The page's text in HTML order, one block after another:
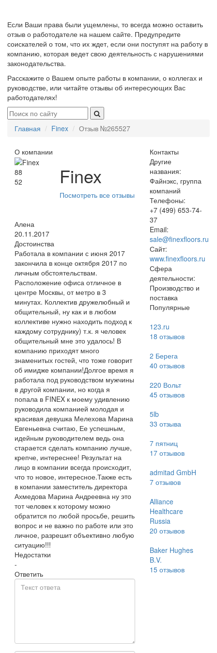
Если Ваши права были ущемлены, то всегда можно оставить
отзыв о работодателе на нашем сайте. Предупредите
соискателей о том, что их ждет, если они поступят на работу в
компанию, которая ведет свою деятельность с нарушениями
законодательства.
Расскажите о Вашем опыте работы в компании, о коллегах и
руководстве, или читайте отзывы об интересующих Вас
работодателях!
Главная Finex Отзыв №265527
О компании
88
52
Finex
Посмотреть все отзывы
Алена
20.11.2017
Достоинства
Работала в компании с июня 2017
закончила в конце октября 2017 по
личным обстоятельствам.
Расположение офиса отличное в
центре Москвы, от метро в 3
минутах. Коллектив дружелюбный и
общительный, ну как и в любом
коллективе нужно находить подход к
каждому сотруднику) т.к. я человек
общительный мне это удалось! В
компанию приходят много
знаменитых гостей, что тоже говорит
об имидже компании!Долгое время я
работала под руководством мужчины
в другой компании, но когда я
попала в FINEX к моему удивлению
руководила компанией молодая и
красивая девушка Мелехова Марина
Евгеньевна считаю, Ее успешным,
идейным руководителем ведь она
старается сделать компанию лучше,
крепче, интереснее! Результат на
лицо в компании всегда происходит,
что то новое, интересное.Также есть
в компании заместитель директора
Ахмедова Марина Андреевна ну это
тот человек к которому можно
обратится по любой просьбе, решить
вопрос и не важно по работе или это
личное, разрешит объективно любую
ситуацию!!!
Недостатки
-
Ответить
Контакты
Другие
названия:
Файнэкс, группа
компаний
Телефоны:
+7 (499) 653-74-
37
Email:
sale@finexfloors.ru
Сайт:
www.finexfloors.ru
Сфера
деятельности:
Производство и
поставка
Популярные
123.ru
18 отзывов
2 Берега
40 отзывов
220 Вольт
45отзывов
5lb
33 отзыва
7 пятниц
17отзывов
admitad GmbH
7отзывов
Alliance
Healthcare
Russia
20 отзывов
Baker Hughes
B.V.
15отзывов